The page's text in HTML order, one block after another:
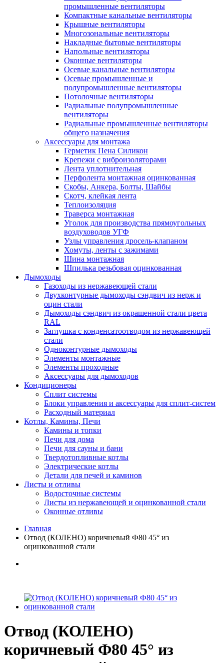
промышленные вентиляторы
Компактные канальные вентиляторы
Крышные вентиляторы
Многозональные вентиляторы
Накладные бытовые вентиляторы
Напольные вентиляторы
Оконные вентиляторы
Осевые канальные вентиляторы
Осевые промышленные и
полупромышленные вентиляторы
Потолочные вентиляторы
Радиальные полупромышленные
вентиляторы
Радиальные промышленные вентиляторы
общего назначения
Аксессуары для монтажа
Герметик Пена Силикон
Крепежи с виброизоляторами
Лента уплотнительная
Перфолента монтажная оцинкованная
Скобы, Анкера, Болты, Шайбы
Скотч, клейкая лента
Теплоизоляция
Траверса монтажная
Уголок для производства прямоугольных
воздуховодов УГФ
Узлы управления дросель-клапаном
Хомуты, ленты с зажимами
Шина монтажная
Шпилька резьбовая оцинкованная
Дымоходы
Газоходы из нержавеющей стали
Двухконтурные дымоходы сэндвич из нерж и
оцин стали
Дымоходы сэндвич из окрашенной стали цвета
RAL
Заглушка с конденсатоотводом из нержавеющей
стали
Одноконтурные дымоходы
Элементы монтажные
Элементы проходные
Аксессуары для дымоходов
Кондиционеры
Сплит системы
Блоки управления и аксессуары для сплит-систем
Расходный материал
Котлы, Камины, Печи
Камины и топки
Печи для дома
Печи для сауны и бани
Твердотопливные котлы
Электрические котлы
Детали для печей и каминов
Листы и отливы
Водосточные системы
Листы из нержавеющей и оцинкованной стали
Оконные отливы
Главная
Отвод (КОЛЕНО) коричневый Ф80 45° из
оцинкованной стали
Отвод (КОЛЕНО)
коричневый Ф80 45° из